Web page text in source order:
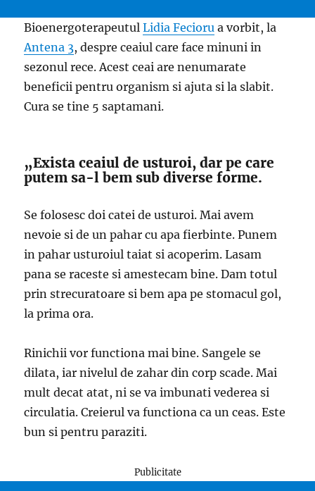
BioenergoterapeutulLidia Fecioru a vorbit, la
Antena 3, despre ceaiul care face minuni in
sezonul rece. Acest ceai are nenumarate
beneficii pentru organism si ajuta si la slabit.
Cura se tine 5 saptamani.
„Exista ceaiul de usturoi, dar pe care
putem sa-l bem sub diverse forme.
Se folosesc doi catei de usturoi. Mai avem
nevoie si de un pahar cu apa fierbinte. Punem
in pahar usturoiul taiat si acoperim. Lasam
pana se raceste si amestecam bine. Dam totul
prin strecuratoare si bem apa pe stomacul gol,
la prima ora.
Rinichii vor functiona mai bine. Sangele se
dilata, iar nivelul de zahar din corp scade. Mai
mult decat atat, ni se va imbunati vederea si
circulatia. Creierul va functiona ca un ceas. Este
bun si pentru paraziti.
Publicitate